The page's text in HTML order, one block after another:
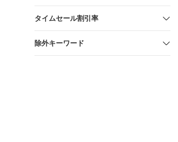
タイムセール割引率
除外キーワード